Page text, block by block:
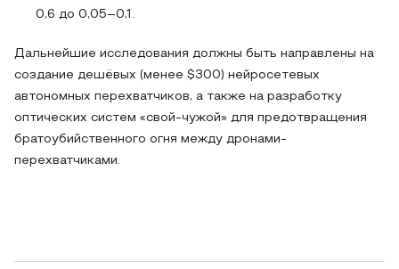
0,6 до 0,05–0,1.
Дальнейшие исследования должны быть направлены на
создание дешёвых (менее $300) нейросетевых
автономных перехватчиков, а также на разработку
оптических систем «свой-чужой» для предотвращения
братоубийственного огня между дронами-
перехватчиками.